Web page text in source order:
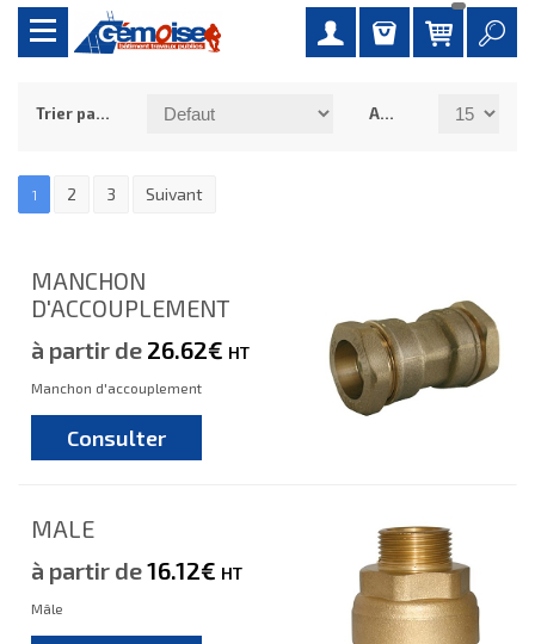
Trier par : Afficher :
1 2 3 Suivant
MANCHON
D'ACCOUPLEMENT
à partir de 26.62€ HT
Manchon d'accouplement
Consulter
MALE
à partir de16.12€ HT
Mâle